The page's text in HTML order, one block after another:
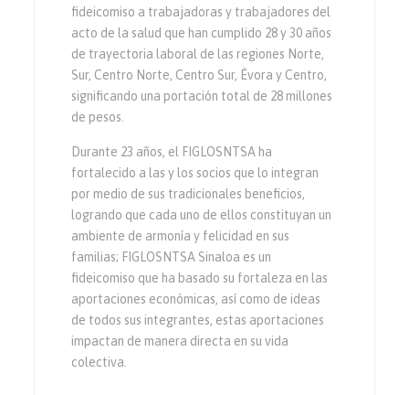
fideicomiso a trabajadoras y trabajadores del
acto de la salud que han cumplido 28 y 30 años
de trayectoria laboral de las regiones Norte,
Sur, Centro Norte, Centro Sur, Évora y Centro,
significando una portación total de 28 millones
de pesos.
Durante 23 años, el FIGLOSNTSA ha
fortalecido a las y los socios que lo integran
por medio de sus tradicionales beneficios,
logrando que cada uno de ellos constituyan un
ambiente de armonía y felicidad en sus
familias; FIGLOSNTSA Sinaloa es un
fideicomiso que ha basado su fortaleza en las
aportaciones económicas, así como de ideas
de todos sus integrantes, estas aportaciones
impactan de manera directa en su vida
colectiva.